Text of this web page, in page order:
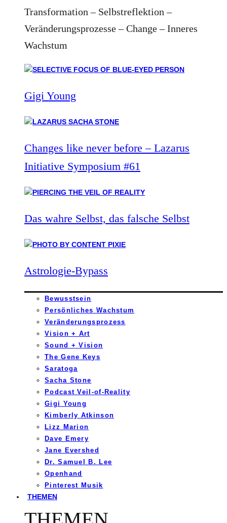
Transformation – Selbstreflektion –
Veränderungsprozesse – Change – Inneres
Wachstum
Gigi Young
Changes like never before – Lazarus
Initiative Symposium #61
Das wahre Selbst, das falsche Selbst
Astrologie-Bypass
Bewusstsein
Persönliches Wachstum
Veränderungsprozess
Vision + Art
Sound + Vision
The Gene Keys
Saratoga
Sacha Stone
Podcast Veil-of-Reality
Gigi Young
Kimberly Atkinson
Lizz Marion
Dave Emery
Jane Evershed
Dr. Samuel B. Lee
Openhand
Pinterest Musik
THEMEN